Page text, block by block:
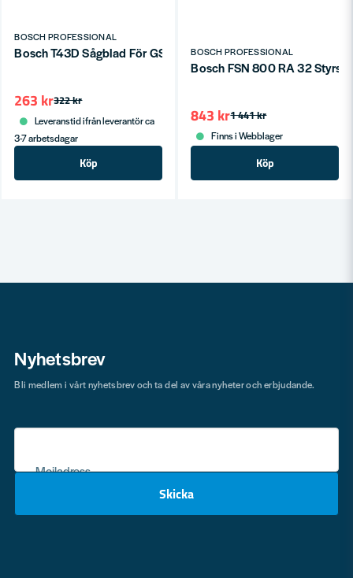
BOSCH PROFESSIONAL
Bosch T43D Sågblad För GSG 70mm (2-P)
322 kr
263 kr
Leveranstid ifrån leverantör ca
3-7 arbetsdagar
Köp
BOSCH PROFESSIONAL
Bosch FSN 800 RA 32
1 441 kr
843 kr
Finns i Webblager
Köp
Nyhetsbrev
Mejladress
Skicka
Bli medlem i vårt nyhetsbrev och ta del av våra nyheter och erbjudande.